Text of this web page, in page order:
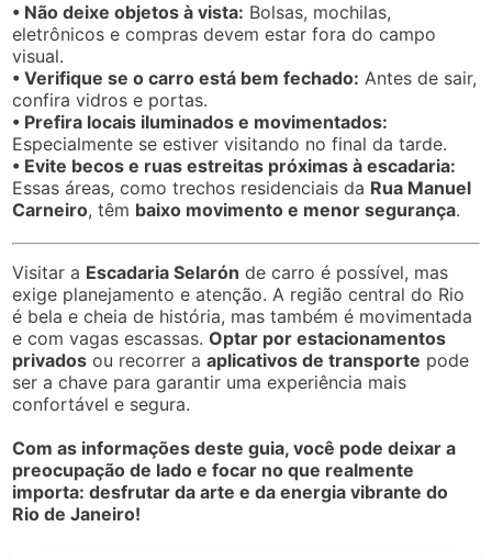
• Não deixe objetos à vista: Bolsas, mochilas,
eletrônicos e compras devem estar fora do campo
visual.
• Verifique se o carro está bem fechado: Antes de sair,
confira vidros e portas.
• Prefira locais iluminados e movimentados:
Especialmente se estiver visitando no final da tarde.
• Evite becos e ruas estreitas próximas à escadaria:
Essas áreas, como trechos residenciais da Rua Manuel
Carneiro, têm baixo movimento e menor segurança.
Visitar a Escadaria Selarón de carro é possível, mas
exige planejamento e atenção. A região central do Rio
é bela e cheia de história, mas também é movimentada
e com vagas escassas.Optar por estacionamentos
privados ou recorrer aaplicativos de transporte pode
ser a chave para garantir uma experiência mais
confortável e segura.
Com as informações deste guia, você pode deixar a
preocupação de lado e focar no que realmente
importa: desfrutar da arte e da energia vibrante do
Rio de Janeiro!